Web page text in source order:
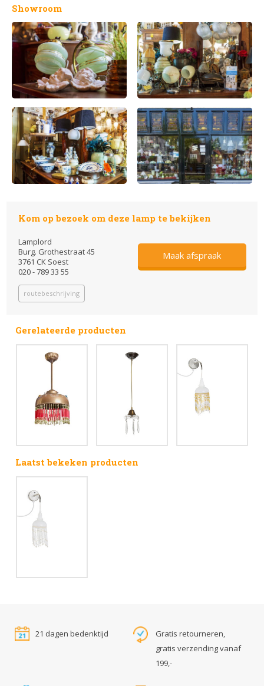
Showroom
Kom op bezoek om deze lamp te bekijken
Lamplord
Burg. Grothestraat 45
3761 CK Soest
020 - 789 33 55
routebeschrijving
Maak afspraak
Gerelateerde producten
Laatst bekeken producten
21 dagen bedenktijd
Gratis retourneren,
gratis verzending vanaf
199,-